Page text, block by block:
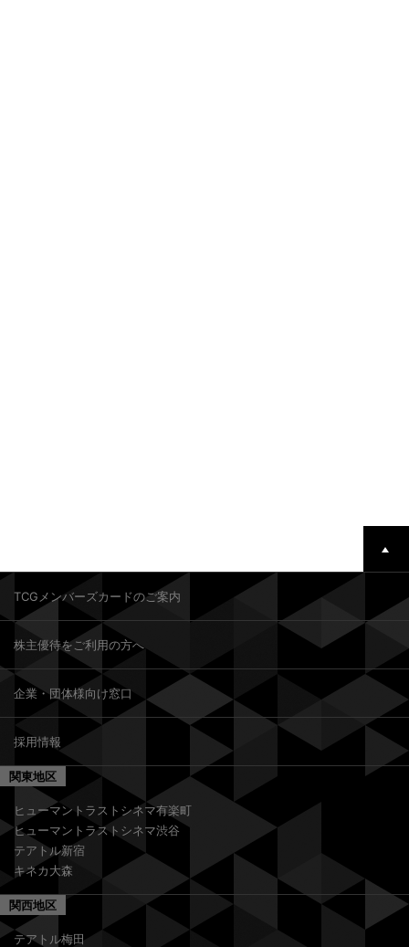
TCGメンバーズカードのご案内
株主優待をご利用の方へ
企業・団体様向け窓口
採用情報
関東地区
ヒューマントラストシネマ有楽町
ヒューマントラストシネマ渋谷
テアトル新宿
キネカ大森
関西地区
テアトル梅田